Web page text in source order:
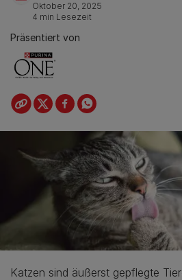
Oktober 20, 2025
4 min Lesezeit
Präsentiert von
Katzen sind äußerst gepflegte